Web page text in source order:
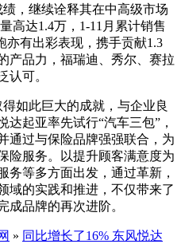
，继续诠释其在中高级市场
高达1.4万，1-11月累计销售
亦有出彩表现，携手贡献1.3
产品力，福瑞迪、秀尔、赛拉
认可。
如此巨大的成就，与企业良
起亚率先试行“汽车三包”，
通过与保险品牌强强联合，为
险服务。以提升顾客满意度为
务等多方面出发，通过革新，
域的实践和推进，不仅带来了
成品牌的再次进阶。
» 同比增长了16% 东风悦达